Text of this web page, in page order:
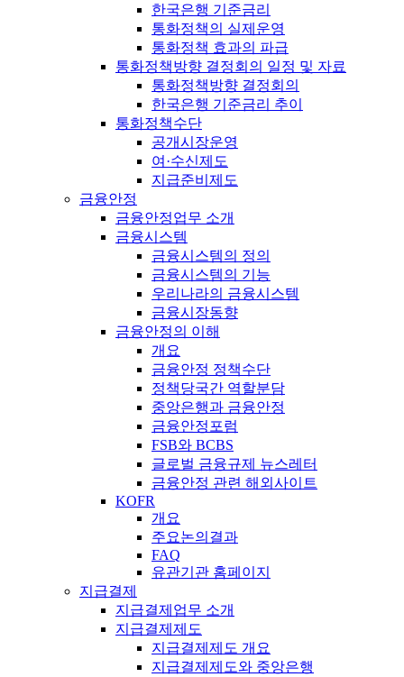
한국은행 기준금리
통화정책의 실제운영
통화정책 효과의 파급
통화정책방향 결정회의 일정 및 자료
통화정책방향 결정회의
한국은행 기준금리 추이
통화정책수단
공개시장운영
여·수신제도
지급준비제도
금융안정
금융안정업무 소개
금융시스템
금융시스템의 정의
금융시스템의 기능
우리나라의 금융시스템
금융시장동향
금융안정의 이해
개요
금융안정 정책수단
정책당국간 역할분담
중앙은행과 금융안정
금융안정포럼
FSB와 BCBS
글로벌 금융규제 뉴스레터
금융안정 관련 해외사이트
KOFR
개요
주요논의결과
FAQ
유관기관 홈페이지
지급결제
지급결제업무 소개
지급결제제도
지급결제제도 개요
지급결제제도와 중앙은행